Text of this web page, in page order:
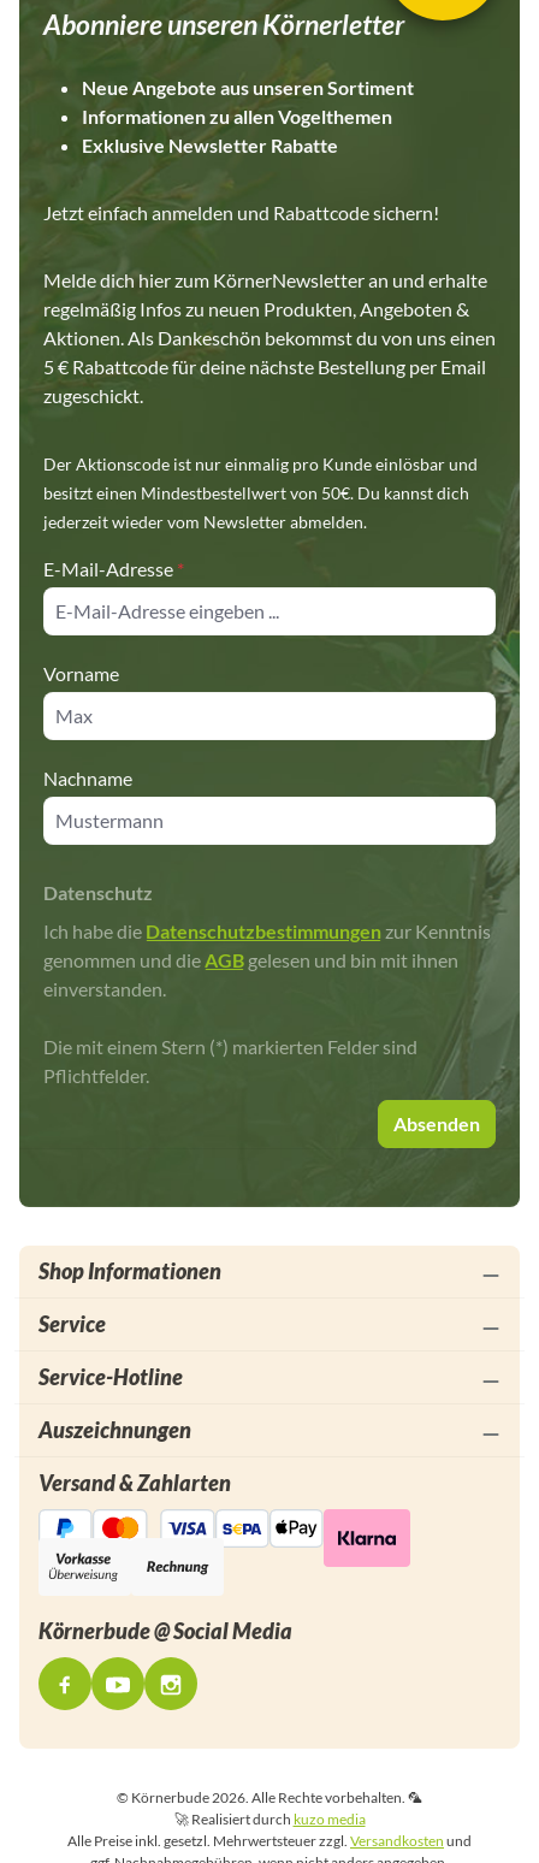
Abonniere unseren Körnerletter
Neue Angebote aus unseren Sortiment
Informationen zu allen Vogelthemen
Exklusive Newsletter Rabatte
Jetzt einfach anmelden und Rabattcode sichern!
Melde dich hier zum KörnerNewsletter an und erhalte
regelmäßig Infos zu neuen Produkten, Angeboten &
Aktionen. Als Dankeschön bekommst du von uns einen
5 € Rabattcode für deine nächste Bestellung per Email
zugeschickt.
Der Aktionscode ist nur einmalig pro Kunde einlösbar und
besitzt einen Mindestbestellwert von 50€. Du kannst dich
jederzeit wieder vom Newsletter abmelden.
E-Mail-Adresse *
Vorname
Nachname
Datenschutz
Ich habe die Datenschutzbestimmungen zur Kenntnis
genommen und dieAGB gelesen und bin mit ihnen
einverstanden.
Die mit einem Stern (*) markierten Felder sind
Pflichtfelder.
Absenden
Shop Informationen
Service
Service-Hotline
Auszeichnungen
Versand & Zahlarten
Körnerbude @ Social Media
© Körnerbude 2026. Alle Rechte vorbehalten. 🦜
🚀 Realisiert durch kuzo media
Alle Preise inkl. gesetzl. Mehrwertsteuer zzgl. Versandkosten und